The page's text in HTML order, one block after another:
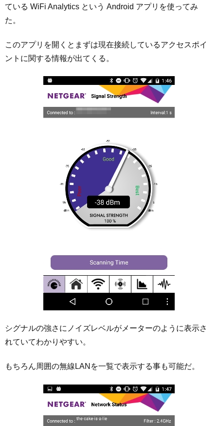
ている WiFi Analytics という Android アプリを使ってみ
た。
このアプリを開くとまずは現在接続しているアクセスポイ
ントに関する情報が出てくる。
シグナルの強さにノイズレベルがメーターのように表示さ
れていてわかりやすい。
もちろん周囲の無線LANを一覧で表示する事も可能だ。